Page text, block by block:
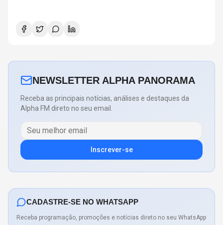
NEWSLETTER ALPHA PANORAMA
Receba as principais notícias, análises e destaques da
Alpha FM direto no seu email.
Inscrever-se
CADASTRE-SE NO WHATSAPP
Receba programação, promoções e notícias direto no seu WhatsApp